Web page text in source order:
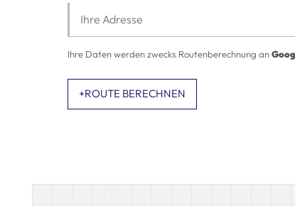
Ihre Daten werden zwecks Routenberechnung an
+ROUTE BERECHNEN